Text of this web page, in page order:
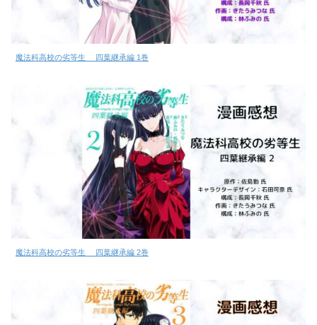
魔法科高校の劣等生 四葉継承編 1巻
魔法科高校の劣等生 四葉継承編 2巻